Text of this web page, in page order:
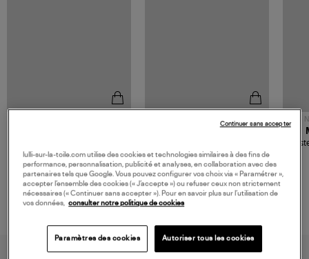
480,00 €
Champagne
NOUVELLE COLLECTION
189,00 €
Mousse
lulli-sur-la-toile.com utilise des cookies et technologies similaires à des fins de
performance, personnalisation, publicité et analyses, en collaboration avec des
partenaires tels que Google. Vous pouvez configurer vos choix via « Paramétrer »,
accepter l’ensemble des cookies (« J’accepte ») ou refuser ceux non strictement
nécessaires (« Continuer sans accepter »). Pour en savoir plus sur l’utilisation de
vos données, consulter notre politique de cookies
Paramètres des cookies Autoriser tous les cookies
Continuer sans accepter